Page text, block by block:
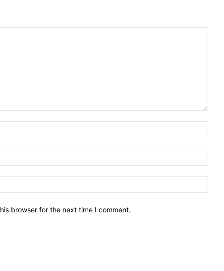
browser for the next time I comment.